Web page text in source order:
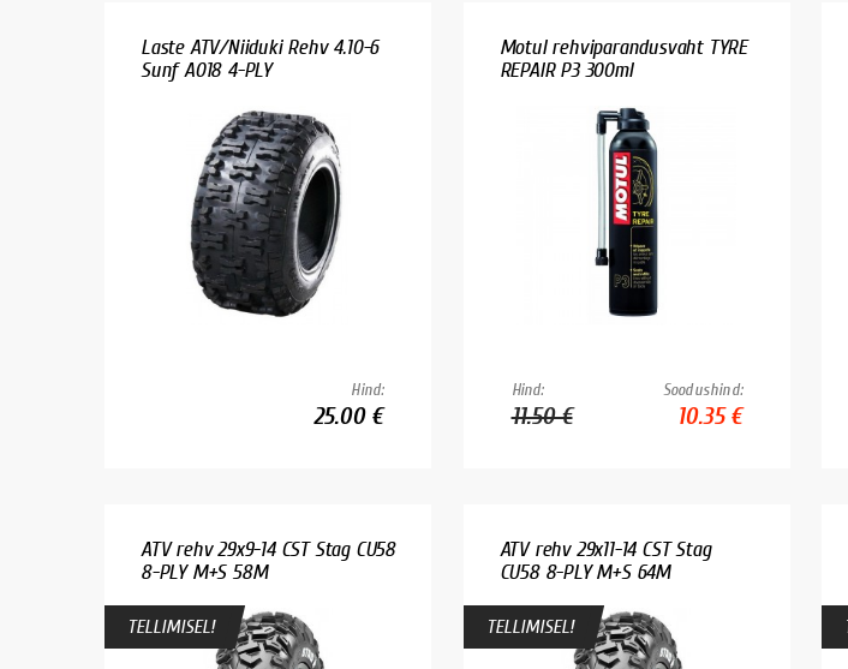
Laste ATV/Niiduki Rehv 4.10-6
Sunf A018 4-PLY
Hind:
25.00 €
Motul rehviparandusvaht TYRE
REPAIR P3 300ml
Hind:
11.50 €
Soodushind:
10.35 €
ATV rehv 29x9-14 CST Stag CU58
8-PLY M+S 58M
TELLIMISEL!
ATV rehv 29x11-14 CST Stag
CU58 8-PLY M+S 64M
TELLIMISEL!